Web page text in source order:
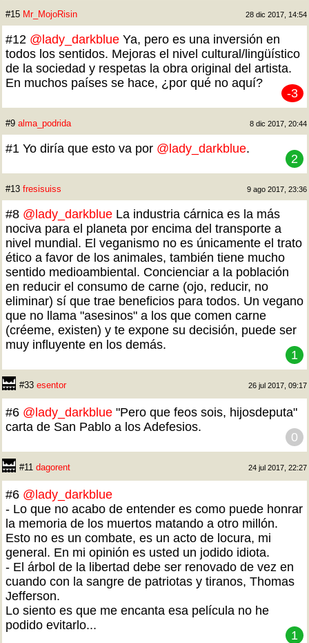
#15 Mr_MojoRisin 28 dic 2017, 14:54
#12 @lady_darkblue Ya, pero es una inversión en
todos los sentidos. Mejoras el nivel cultural/lingüístico
de la sociedad y respetas la obra original del artista.
En muchos países se hace, ¿por qué no aquí?
-3
#9 alma_podrida 8 dic 2017, 20:44
#1 Yo diría que esto va por @lady_darkblue.
2
#13 fresisuiss 9 ago 2017, 23:36
#8 @lady_darkblue La industria cárnica es la más
nociva para el planeta por encima del transporte a
nivel mundial. El veganismo no es únicamente el trato
ético a favor de los animales, también tiene mucho
sentido medioambiental. Concienciar a la población
en reducir el consumo de carne (ojo, reducir, no
eliminar) sí que trae beneficios para todos. Un vegano
que no llama "asesinos" a los que comen carne
(créeme, existen) y te expone su decisión, puede ser
muy influyente en los demás.
1
#33 esentor 26 jul 2017, 09:17
#6 @lady_darkblue "Pero que feos sois, hijosdeputa"
carta de San Pablo a los Adefesios.
0
#11 dagorent 24 jul 2017, 22:27
#6 @lady_darkblue
- Lo que no acabo de entender es como puede honrar
la memoria de los muertos matando a otro millón.
Esto no es un combate, es un acto de locura, mi
general. En mi opinión es usted un jodido idiota.
- El árbol de la libertad debe ser renovado de vez en
cuando con la sangre de patriotas y tiranos, Thomas
Jefferson.
Lo siento es que me encanta esa película no he
podido evitarlo...
1